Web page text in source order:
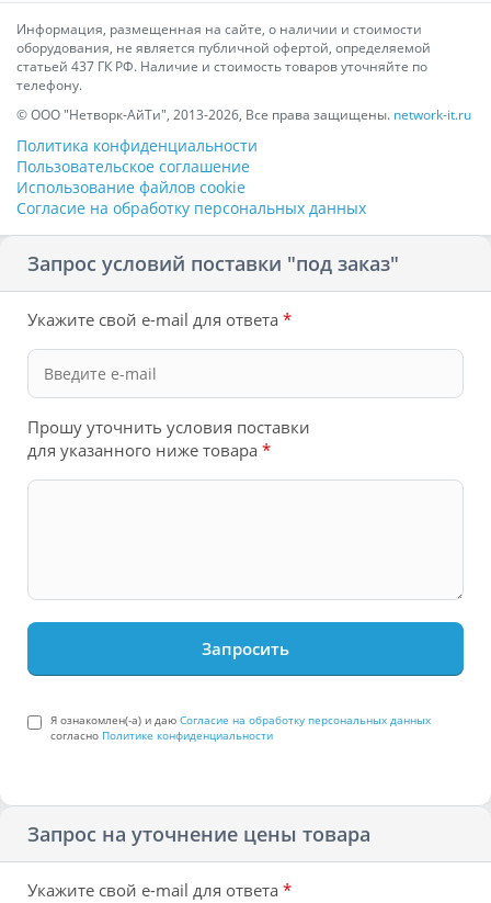
Информация, размещенная на сайте, о наличии и стоимости
оборудования, не является публичной офертой, определяемой
статьей 437 ГК РФ. Наличие и стоимость товаров уточняйте по
телефону.
© ООО "Нетворк-АйТи", 2013-2026, Все права защищены. network-it.ru
Политика конфиденциальности
Пользовательское соглашение
Использование файлов cookie
Согласие на обработку персональных данных
Запрос условий поставки "под заказ"
Укажите свой e-mail для ответа *
Прошу уточнить условия поставки
для указанного ниже товара *
Я ознакомлен(-а) и даю Согласие на обработку персональных данных
согласно Политике конфиденциальности
Запрос на уточнение цены товара
Укажите свой e-mail для ответа *